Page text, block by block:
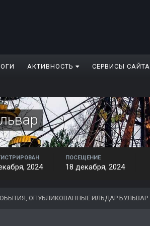
АКТИВНОСТЬ СЕРВИСЫ САЙТА
2024
ПОСЕЩЕНИЕ
18 декабря, 2024
ОПУБЛИКОВАННЫЕ ИЛЬДАР БУЛЬВАР